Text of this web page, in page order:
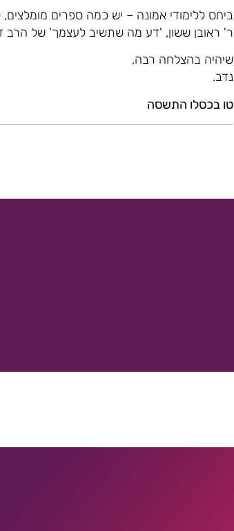
ביחס ללימודי אמונה – יש כמה ספרים
ר' ראובן ששון, 'דע מה שתשיב לעצמך' של הרב
שיהיה בהצלחה רבה,
נדב.
טו בכסלו התשסה